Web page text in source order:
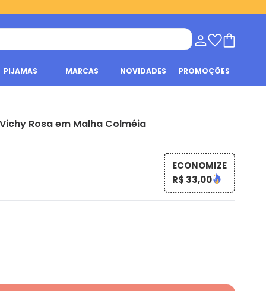
PIJAMAS MARCAS NOVIDADES PROMOÇÕES
Rosa em Malha Colméia
ECONOMIZE
R$ 33,00